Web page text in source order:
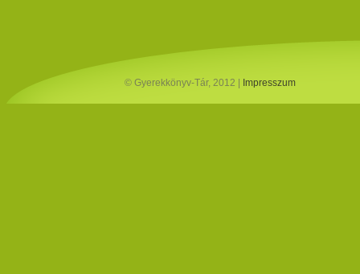
© Gyerekkönyv-Tár, 2012 | Impresszum